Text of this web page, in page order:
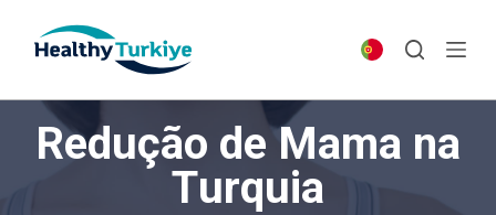
p
Redução de Mama na
Turquia